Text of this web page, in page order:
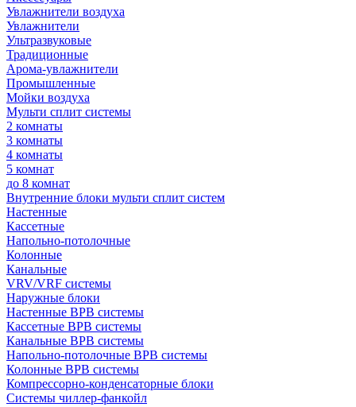
Увлажнители воздуха
Увлажнители
Ультразвуковые
Традиционные
Арома-увлажнители
Промышленные
Мойки воздуха
Мульти сплит системы
2 комнаты
3 комнаты
4 комнаты
5 комнат
до 8 комнат
Внутренние блоки мульти сплит систем
Настенные
Кассетные
Напольно-потолочные
Колонные
Канальные
VRV/VRF системы
Наружные блоки
Настенные ВРВ системы
Кассетные ВРВ системы
Канальные ВРВ системы
Напольно-потолочные ВРВ системы
Колонные ВРВ системы
Компрессорно-конденсаторные блоки
Системы чиллер-фанкойл